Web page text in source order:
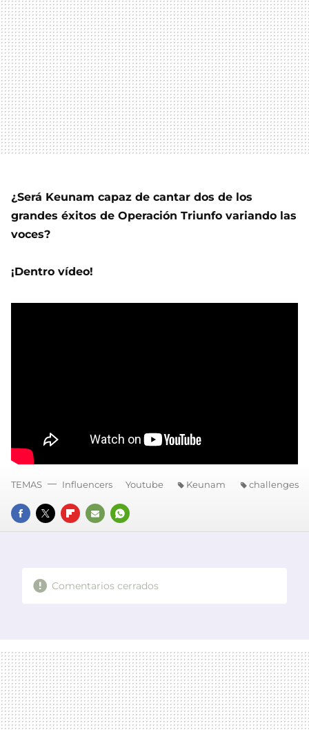
¿Será Keunam capaz de cantar dos de los
grandes éxitos de Operación Triunfo variando las
voces?
¡Dentro vídeo!
FACEBOOK
TWITTERFLIPBOARD
E-
WHATSAPP
TEMAS Influencers Youtube Keunam challenges
Comentarios cerrados